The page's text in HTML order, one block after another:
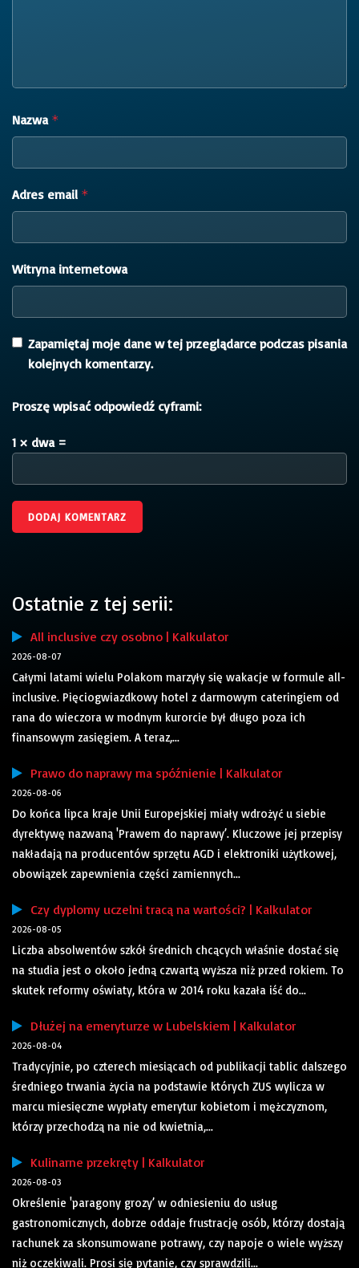
Nazwa *
Adres email *
Witryna internetowa
Zapamiętaj moje dane w tej przeglądarce podczas pisania
kolejnych komentarzy.
Proszę wpisać odpowiedź cyframi:
1 × dwa =
Ostatnie z tej serii:
All inclusive czy osobno | Kalkulator
2026-08-07
Całymi latami wielu Polakom marzyły się wakacje w formule all-
inclusive. Pięciogwiazdkowy hotel z darmowym cateringiem od
rana do wieczora w modnym kurorcie był długo poza ich
finansowym zasięgiem. A teraz,...
Prawo do naprawy ma spóźnienie | Kalkulator
2026-08-06
Do końca lipca kraje Unii Europejskiej miały wdrożyć u siebie
dyrektywę nazwaną 'Prawem do naprawy’. Kluczowe jej przepisy
nakładają na producentów sprzętu AGD i elektroniki użytkowej,
obowiązek zapewnienia części zamiennych...
Czy dyplomy uczelni tracą na wartości? | Kalkulator
2026-08-05
Liczba absolwentów szkół średnich chcących właśnie dostać się
na studia jest o około jedną czwartą wyższa niż przed rokiem. To
skutek reformy oświaty, która w 2014 roku kazała iść do...
Dłużej na emeryturze w Lubelskiem | Kalkulator
2026-08-04
Tradycyjnie, po czterech miesiącach od publikacji tablic dalszego
średniego trwania życia na podstawie których ZUS wylicza w
marcu miesięczne wypłaty emerytur kobietom i mężczyznom,
którzy przechodzą na nie od kwietnia,...
Kulinarne przekręty | Kalkulator
2026-08-03
Określenie 'paragony grozy’ w odniesieniu do usług
gastronomicznych, dobrze oddaje frustrację osób, którzy dostają
rachunek za skonsumowane potrawy, czy napoje o wiele wyższy
niż oczekiwali. Prosi się pytanie, czy sprawdzili...